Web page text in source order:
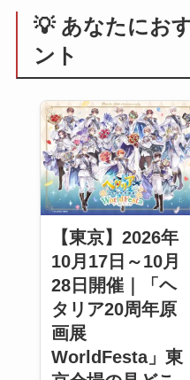
💡 あなたにお
ント
【東京】2026年
10月17日～10月
28日開催｜「ヘ
タリア20周年原
画展
WorldFesta」東